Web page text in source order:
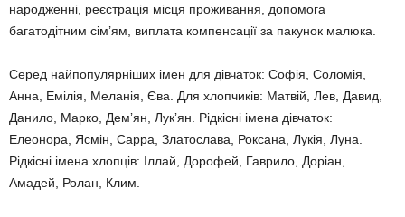
народженні, реєстрація місця проживання, допомога
багатодітним сім’ям, виплата компенсації за пакунок малюка.
Серед найпопулярніших імен для дівчаток: Софія, Соломія,
Анна, Емілія, Меланія, Єва. Для хлопчиків: Матвій, Лев, Давид,
Данило, Марко, Демʼян, Лукʼян. Рідкісні імена дівчаток:
Елеонора, Ясмін, Сарра, Златослава, Роксана, Лукія, Луна.
Рідкісні імена хлопців: Іллай, Дорофей, Гаврило, Доріан,
Амадей, Ролан, Клим.